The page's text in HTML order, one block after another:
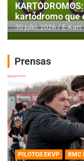
kartódromo que
30 julio, 2026 E-Kart
Prensas
PILOTOS EKVP RMC